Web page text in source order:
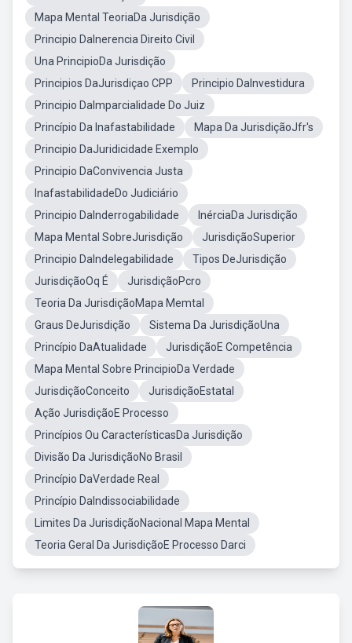
Mapa Mental TeoriaDa Jurisdição
Principio DaInerencia Direito Civil
Una PrincipioDa Jurisdição
Principios DaJurisdiçao CPP
Principio DaInvestidura
Principio DaImparcialidade Do Juiz
Princípio Da Inafastabilidade
Mapa Da JurisdiçãoJfr's
Principio DaJuridicidade Exemplo
Principio DaConvivencia Justa
InafastabilidadeDo Judiciário
Principio DaInderrogabilidade
InérciaDa Jurisdição
Mapa Mental SobreJurisdição
JurisdiçãoSuperior
Principio DaIndelegabilidade
Tipos DeJurisdição
JurisdiçãoOq É
JurisdiçãoPcro
Teoria Da JurisdiçãoMapa Memtal
Graus DeJurisdição
Sistema Da JurisdiçãoUna
Princípio DaAtualidade
JurisdiçãoE Competência
Mapa Mental Sobre PrincipioDa Verdade
JurisdiçãoConceito
JurisdiçãoEstatal
Ação JurisdiçãoE Processo
Princípios Ou CaracterísticasDa Jurisdição
Divisão Da JurisdiçãoNo Brasil
Princípio DaVerdade Real
Princípio DaIndissociabilidade
Limites Da JurisdiçãoNacional Mapa Mental
Teoria Geral Da JurisdiçãoE Processo Darci